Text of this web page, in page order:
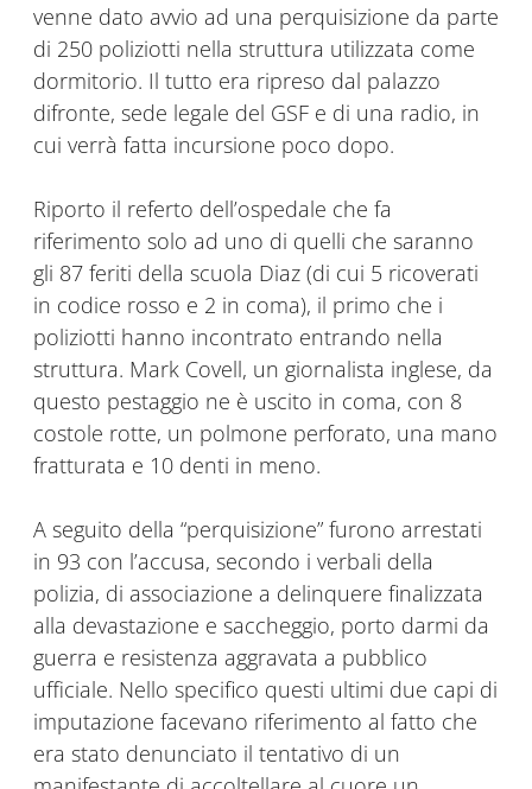
venne dato avvio ad una perquisizione da parte
di 250 poliziotti nella struttura utilizzata come
dormitorio. Il tutto era ripreso dal palazzo
difronte, sede legale del GSF e di una radio, in
cui verrà fatta incursione poco dopo.
Riporto il referto dell’ospedale che fa
riferimento solo ad uno di quelli che saranno
gli 87 feriti della scuola Diaz (di cui 5 ricoverati
in codice rosso e 2 in coma), il primo che i
poliziotti hanno incontrato entrando nella
struttura. Mark Covell, un giornalista inglese, da
questo pestaggio ne è uscito in coma, con 8
costole rotte, un polmone perforato, una mano
fratturata e 10 denti in meno.
A seguito della “perquisizione” furono arrestati
in 93 con l’accusa, secondo i verbali della
polizia, di associazione a delinquere finalizzata
alla devastazione e saccheggio, porto darmi da
guerra e resistenza aggravata a pubblico
ufficiale. Nello specifico questi ultimi due capi di
imputazione facevano riferimento al fatto che
era stato denunciato il tentativo di un